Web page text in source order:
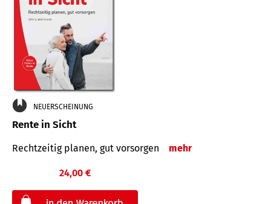
NEUERSCHEINUNG
Rente in Sicht
Rechtzeitig planen, gut vorsorgen mehr
24,00 €